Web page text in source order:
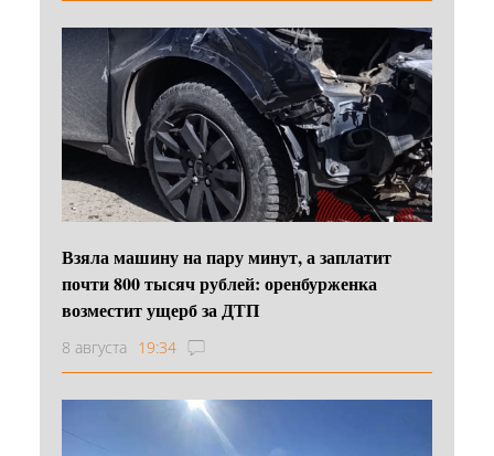
Взяла машину на пару минут, а заплатит
почти 800 тысяч рублей: оренбурженка
возместит ущерб за ДТП
8 августа 19:34